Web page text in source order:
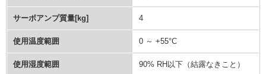
サーボアンプ質量[kg] 4
使用温度範囲 0 ～ +55°C
使用湿度範囲 90% RH以下（結露なきこと）